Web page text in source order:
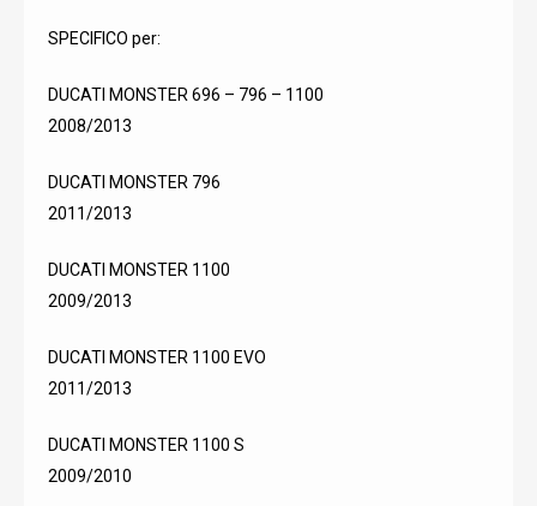
SPECIFICO per:
DUCATI MONSTER 696 – 796 – 1100
2008/2013
DUCATI MONSTER 796
2011/2013
DUCATI MONSTER 1100
2009/2013
DUCATI MONSTER 1100 EVO
2011/2013
DUCATI MONSTER 1100 S
2009/2010